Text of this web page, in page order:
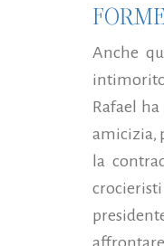
Anche
Rafael
amicizia,
la